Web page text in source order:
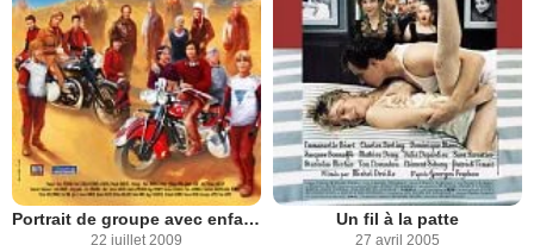
Portrait de groupe avec enfants et motocyclettes
22 juillet 2009
Un fil à la patte
27 avril 2005